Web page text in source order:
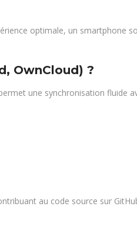
optimale, un smartphone
OwnCloud) ?
une synchronisation fluide
au code source sur